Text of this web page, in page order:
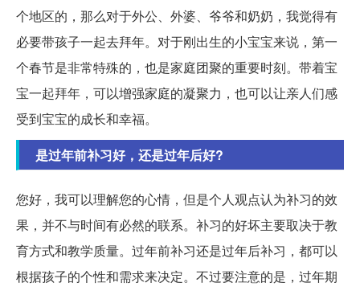
个地区的，那么对于外公、外婆、爷爷和奶奶，我觉得有
必要带孩子一起去拜年。对于刚出生的小宝宝来说，第一
个春节是非常特殊的，也是家庭团聚的重要时刻。带着宝
宝一起拜年，可以增强家庭的凝聚力，也可以让亲人们感
受到宝宝的成长和幸福。
是过年前补习好，还是过年后好?
您好，我可以理解您的心情，但是个人观点认为补习的效
果，并不与时间有必然的联系。补习的好坏主要取决于教
育方式和教学质量。过年前补习还是过年后补习，都可以
根据孩子的个性和需求来决定。不过要注意的是，过年期